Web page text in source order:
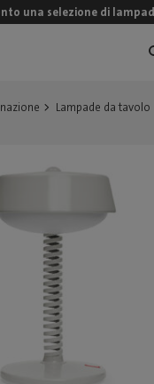
una selezione di
Lampade da tavolo